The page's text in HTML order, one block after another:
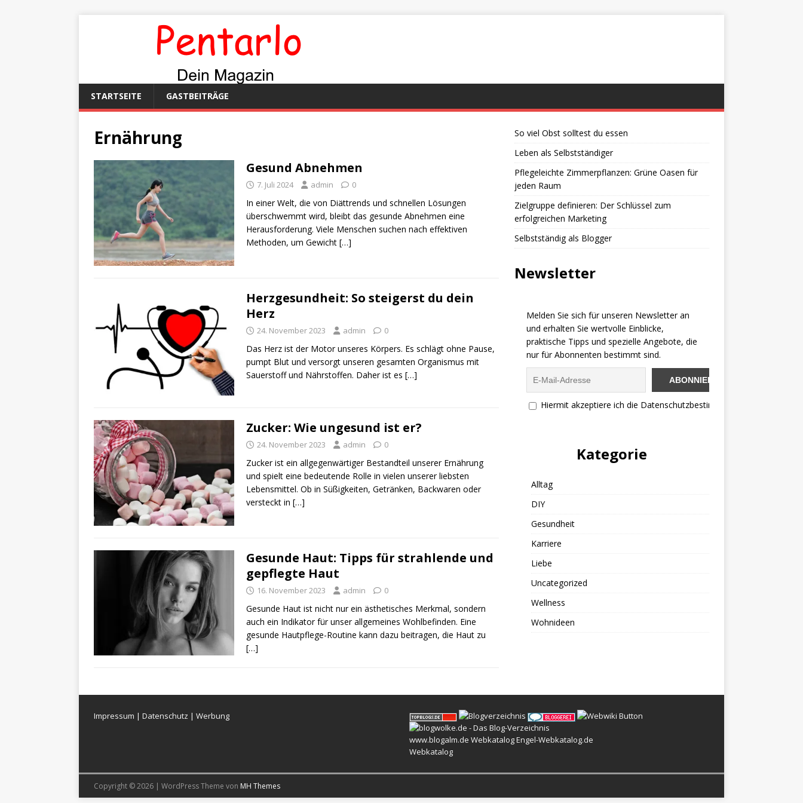
STARTSEITE GASTBEITRÄGE
Ernährung
Gesund Abnehmen
7. Juli 2024 admin 0
In einer Welt, die von Diättrends und schnellen Lösungen
überschwemmt wird, bleibt das gesunde Abnehmen eine
Herausforderung. Viele Menschen suchen nach effektiven
Methoden, um Gewicht […]
Herzgesundheit: So steigerst du dein
Herz
24. November 2023 admin 0
Das Herz ist der Motor unseres Körpers. Es schlägt ohne Pause,
pumpt Blut und versorgt unseren gesamten Organismus mit
Sauerstoff und Nährstoffen. Daher ist es […]
Zucker: Wie ungesund ist er?
24. November 2023 admin 0
Zucker ist ein allgegenwärtiger Bestandteil unserer Ernährung
und spielt eine bedeutende Rolle in vielen unserer liebsten
Lebensmittel. Ob in Süßigkeiten, Getränken, Backwaren oder
versteckt in […]
Gesunde Haut: Tipps für strahlende und
gepflegte Haut
16. November 2023 admin 0
Gesunde Haut ist nicht nur ein ästhetisches Merkmal, sondern
auch ein Indikator für unser allgemeines Wohlbefinden. Eine
gesunde Hautpflege-Routine kann dazu beitragen, die Haut zu
[…]
So viel Obst solltest du essen
Leben als Selbstständiger
Pflegeleichte Zimmerpflanzen: Grüne Oasen für
jeden Raum
Zielgruppe definieren: Der Schlüssel zum
erfolgreichen Marketing
Selbstständig als Blogger
Newsletter
Melden Sie sich für unseren Newsletter an
und erhalten Sie wertvolle Einblicke,
praktische Tipps und spezielle Angebote, die
nur für Abonnenten bestimmt sind.
Hiermit akzeptiere ich die Datenschutzbestimmungen
Kategorie
Alltag
DIY
Gesundheit
Karriere
Liebe
Uncategorized
Wellness
Wohnideen
Impressum | Datenschutz | Werbung
www.blogalm.de WebkatalogEngel-Webkatalog.de
Webkatalog
Copyright © 2026 | WordPress Theme von MH Themes